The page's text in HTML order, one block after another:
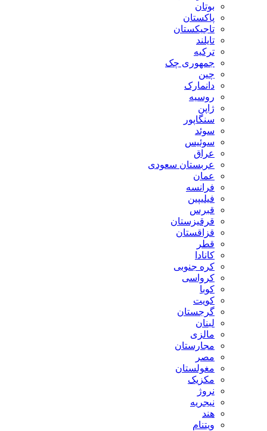
بوتان
پاکستان
تاجیکستان
تایلند
ترکیه
جمهوری چک
چین
دانمارک
روسیه
ژاپن
سنگاپور
سوئد
سوئیس
عراق
عربستان سعودی
عمان
فرانسه
فیلیپین
قبرس
قرقیزستان
قزاقستان
قطر
کانادا
کره جنوبی
کرواسی
کوبا
کویت
گرجستان
لبنان
مالزی
مجارستان
مصر
مغولستان
مکزیک
نروژ
نیجریه
هند
ویتنام